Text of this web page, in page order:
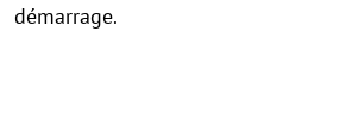
démarrage.